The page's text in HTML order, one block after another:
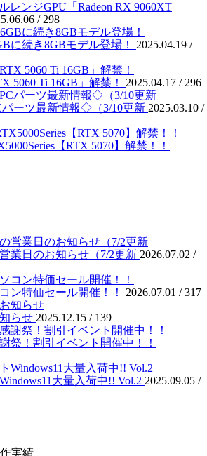
レンジGPU「Radeon RX 9060XT
/298
に続き8GBモデル登場！ 2025.04.19 /
5060 Ti 16GB」解禁！ 2025.04.17 /296
ーツ最新情報◇（3/10更新 2025.03.10 /
【RTX 5070】解禁！！
業日のお知らせ（7/2更新 2026.07.02 /
ン特価セール開催！！ 2026.07.01 /317
らせ 2025.12.15 / 139
祭！割引イベント開催中！！
大量入荷中!! Vol.2 2025.09.05 /
実績